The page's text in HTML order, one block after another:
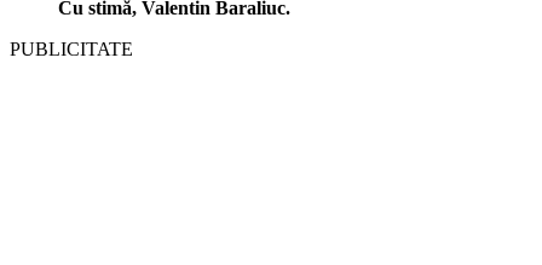
Cu stimă, Valentin Baraliuc.
PUBLICITATE